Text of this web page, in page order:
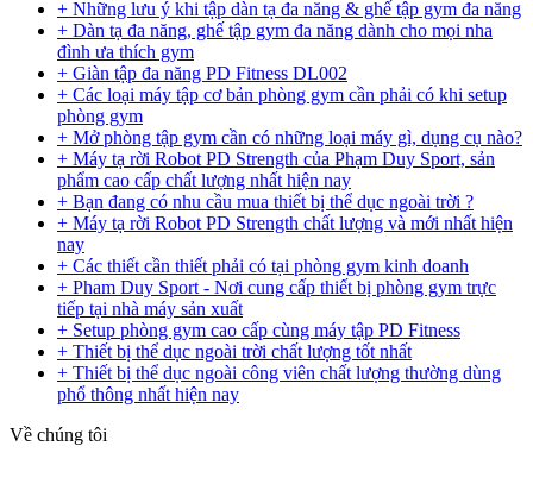
+ Những lưu ý khi tập dàn tạ đa năng & ghế tập gym đa năng
+ Dàn tạ đa năng, ghế tập gym đa năng dành cho mọi nha
đình ưa thích gym
+ Giàn tập đa năng PD Fitness DL002
+ Các loại máy tập cơ bản phòng gym cần phải có khi setup
phòng gym
+ Mở phòng tập gym cần có những loại máy gì, dụng cụ nào?
+ Máy tạ rời Robot PD Strength của Phạm Duy Sport, sản
phẩm cao cấp chất lượng nhất hiện nay
+ Bạn đang có nhu cầu mua thiết bị thể dục ngoài trời ?
+ Máy tạ rời Robot PD Strength chất lượng và mới nhất hiện
nay
+ Các thiết cần thiết phải có tại phòng gym kinh doanh
+ Pham Duy Sport - Nơi cung cấp thiết bị phòng gym trực
tiếp tại nhà máy sản xuất
+ Setup phòng gym cao cấp cùng máy tập PD Fitness
+ Thiết bị thể dục ngoài trời chất lượng tốt nhất
+ Thiết bị thể dục ngoài công viên chất lượng thường dùng
phổ thông nhất hiện nay
Về chúng tôi